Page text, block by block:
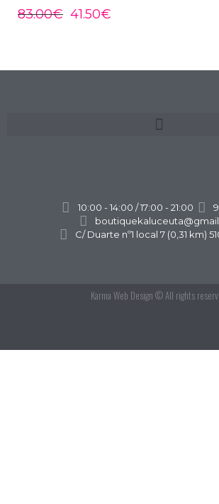
83.00€ 41.50€
10:00 - 14:00 / 17:00 - 21:00
C/ Duarte nº1 local 7 (0,31 km)
Karma Web Design © All rights